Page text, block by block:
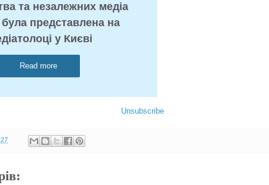
та незалежних медіа
була представлена на
у Києві
Read more
Unsubscribe